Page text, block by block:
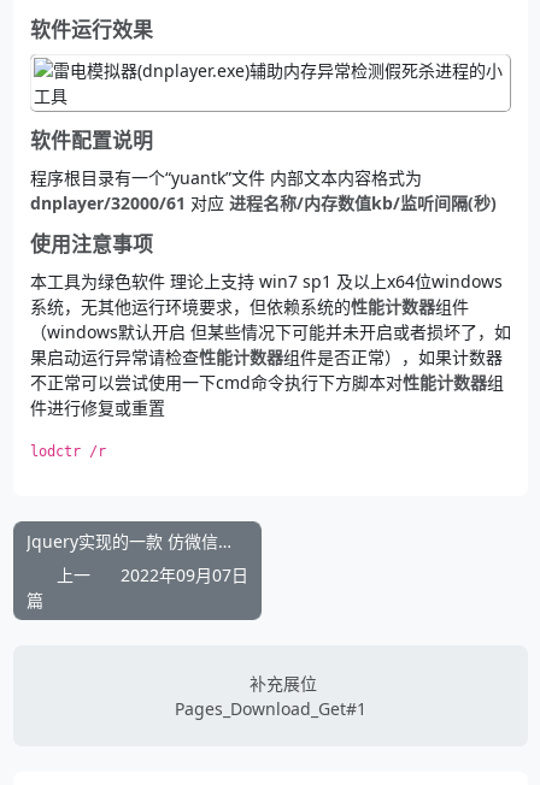
软件运行效果
软件配置说明
程序根目录有一个“yuantk”文件 内部文本内容格式为
dnplayer/32000/61 对应 进程名称/内存数值kb/监听间隔(秒)
使用注意事项
本工具为绿色软件 理论上支持 win7 sp1 及以上x64位windows
系统，无其他运行环境要求，但依赖系统的性能计数器组件
（windows默认开启 但某些情况下可能并未开启或者损坏了，如
果启动运行异常请检查性能计数器组件是否正常），如果计数器
不正常可以尝试使用一下cmd命令执行下方脚本对性能计数器组
件进行修复或重置
lodctr /r
Jquery实现的一款 仿微信公众号菜单编辑器
上一
篇
2022年09月07日
补充展位
Pages_Download_Get#1